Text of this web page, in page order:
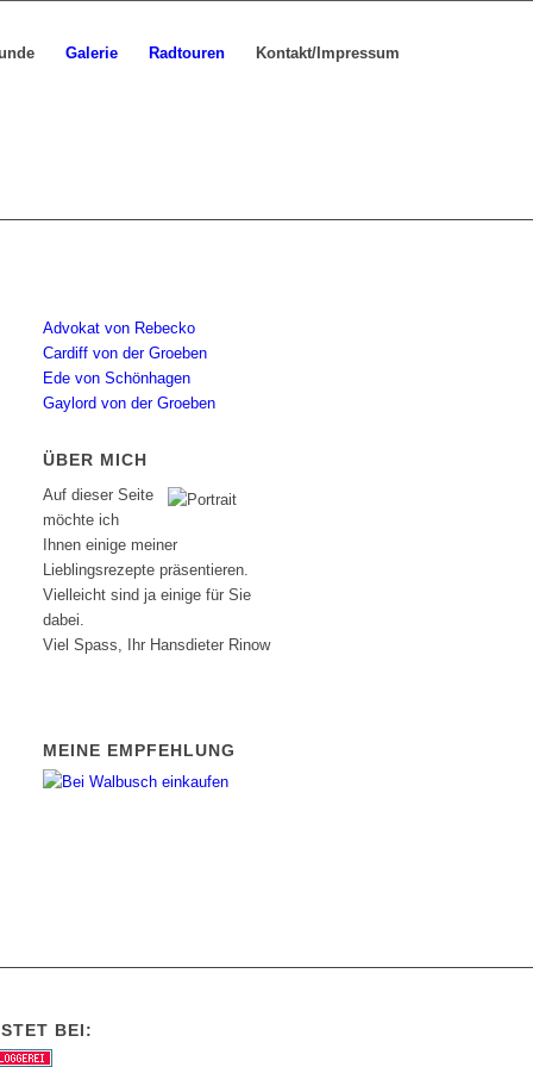
Galerie Radtouren Kontakt/Impressum
Advokat von Rebecko
Cardiff von der Groeben
Ede von Schönhagen
Gaylord von der Groeben
ÜBER MICH
Auf dieser Seite
möchte ich
Ihnen einige meiner
Lieblingsrezepte präsentieren.
Vielleicht sind ja einige für Sie
dabei.
Viel Spass, Ihr Hansdieter Rinow
MEINE EMPFEHLUNG
BEI: